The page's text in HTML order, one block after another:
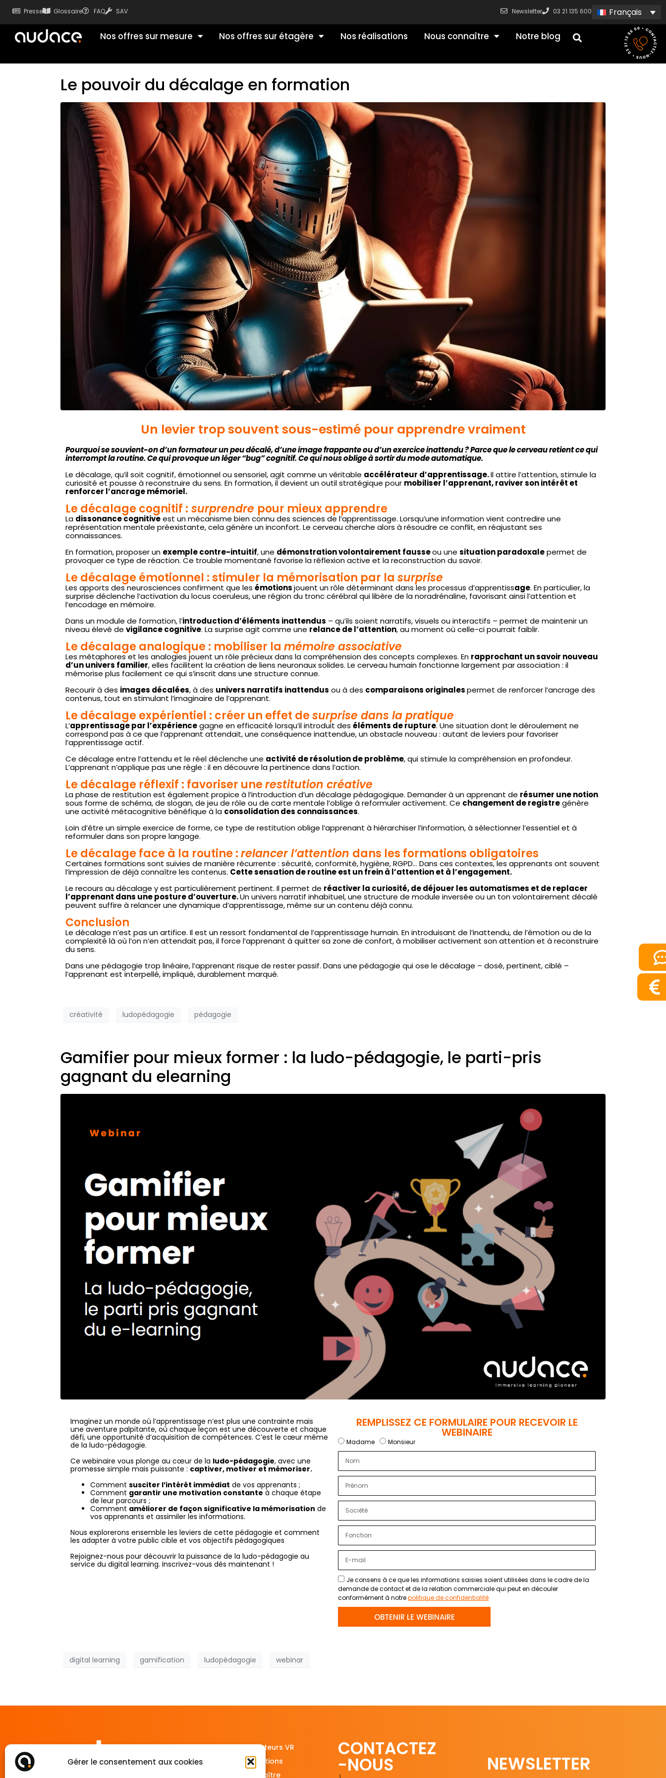
Gérer le consentement aux cookies
Presse Glossaire FAQ SAV Newsletter 03 21 135 600 Français
Nos offres sur mesure Nos offres sur étagère Nos réalisations Nous connaître Notre blog
Le pouvoir du décalage en formation
Un levier trop souvent sous-estimé pour apprendre vraiment
Pourquoi se souvient-on d’un formateur un peu décalé, d’une image frappante ou d’un exercice inattendu ? Parce que le cerveau retient ce qui
interrompt la routine. Ce qui provoque un léger “bug” cognitif. Ce qui nous oblige à sortir du mode automatique.
Le décalage, qu’il soit cognitif, émotionnel ou sensoriel, agit comme un véritable accélérateur d’apprentissage.Il attire l’attention, stimule la
curiosité et pousse à reconstruire du sens. En formation, il devient un outil stratégique pour mobiliser l’apprenant, raviver son intérêt et
renforcer l’ancrage mémoriel.
Le décalage cognitif : surprendre pour mieux apprendre
La dissonance cognitiveest un mécanisme bien connu des sciences de l’apprentissage. Lorsqu’une information vient contredire une
représentation mentale préexistante, cela génère un inconfort. Le cerveau cherche alors à résoudre ce conflit, en réajustant ses
connaissances.
En formation, proposer un exemple contre-intuitif, une démonstration volontairement fausseou une situation paradoxalepermet de
provoquer ce type de réaction. Ce trouble momentané favorise la réflexion active et la reconstruction du savoir.
Le décalage émotionnel : stimuler la mémorisation par la surprise
Les apports des neurosciences confirment que les émotionsjouent un rôle déterminant dans les processus d’apprentissage. En particulier, la
surprise déclenche l’activation du locus coeruleus, une région du tronc cérébral qui libère de la noradrénaline, favorisant ainsi l’attention et
l’encodage en mémoire.
Dans un module de formation, l’introduction d’éléments inattendus – qu’ils soient narratifs, visuels ou interactifs – permet de maintenir un
niveau élevé de vigilance cognitive. La surprise agit comme une relance de l’attention, au moment où celle-ci pourrait faiblir.
Le décalage analogique : mobiliser la mémoire associative
Les métaphores et les analogies jouent un rôle précieux dans la compréhension des concepts complexes. En rapprochant un savoir nouveau
d’un univers familier, elles facilitent la création de liens neuronaux solides. Le cerveau humain fonctionne largement par association : il
mémorise plus facilement ce qui s’inscrit dans une structure connue.
Recourir à des images décalées, à des univers narratifs inattendus ou à des comparaisons originalespermet de renforcer l’ancrage des
contenus, tout en stimulant l’imaginaire de l’apprenant.
Le décalage expérientiel : créer un effet desurprise dans la pratique
L’apprentissage par l’expériencegagne en efficacité lorsqu’il introduit des éléments de rupture. Une situation dont le déroulement ne
correspond pas à ce que l’apprenant attendait, une conséquence inattendue, un obstacle nouveau : autant de leviers pour favoriser
l’apprentissage actif.
Ce décalage entre l’attendu et le réel déclenche une activité de résolution de problème, qui stimule la compréhension en profondeur.
L’apprenant n’applique pas une règle : il en découvre la pertinence dans l’action.
Le décalage réflexif : favoriser unerestitution créative
La phase de restitution est également propice à l’introduction d’un décalage pédagogique. Demander à un apprenant de résumer une notion
sous forme de schéma, de slogan, de jeu de rôle ou de carte mentale l’oblige à reformuler activement. Ce changement de registregénère
une activité métacognitive bénéfique à la consolidation des connaissances.
Loin d’être un simple exercice de forme, ce type de restitution oblige l’apprenant à hiérarchiser l’information, à sélectionner l’essentiel et à
reformuler dans son propre langage.
Le décalage face à la routine :relancer l’attention dans les formations obligatoires
Certaines formations sont suivies de manière récurrente : sécurité, conformité, hygiène, RGPD… Dans ces contextes, les apprenants ont souvent
l’impression de déjà connaître les contenus. Cette sensation de routine est un frein à l’attention et à l’engagement.
Le recours au décalage y est particulièrement pertinent. Il permet de réactiver la curiosité, de déjouer les automatismes et de replacer
l’apprenant dans une posture d’ouverture.Un univers narratif inhabituel, une structure de module inversée ou un ton volontairement décalé
peuvent suffire à relancer une dynamique d’apprentissage, même sur un contenu déjà connu.
Conclusion
Le décalage n’est pas un artifice. Il est un ressort fondamental de l’apprentissage humain. En introduisant de l’inattendu, de l’émotion ou de la
complexité là où l’on n’en attendait pas, il force l’apprenant à quitter sa zone de confort, à mobiliser activement son attention et à reconstruire
du sens.
Dans une pédagogie trop linéaire, l’apprenant risque de rester passif. Dans une pédagogie qui ose le décalage – dosé, pertinent, ciblé –
l’apprenant est interpellé, impliqué, durablement marqué.
créativité ludopédagogie pédagogie
Gamifier pour mieux former : la ludo-pédagogie, le parti-pris
gagnant du elearning
Imaginez un monde où l’apprentissage n’est plus une contrainte mais
une aventure palpitante, où chaque leçon est une découverte et chaque
défi, une opportunité d’acquisition de compétences. C’est le cœur même
de la ludo-pédagogie.
Ce webinaire vous plonge au cœur de la ludo-pédagogie, avec une
promesse simple mais puissante : captiver, motiver et mémoriser.
Comment susciter l’intérêt immédiat de vos apprenants ;
Comment garantir une motivation constante à chaque étape
de leur parcours ;
Comment améliorer de façon significative la mémorisation de
vos apprenants et assimiler les informations.
Nous explorerons ensemble les leviers de cette pédagogie et comment
les adapter à votre public cible et vos objectifs pédagogiques
Rejoignez-nous pour découvrir la puissance de la ludo-pédagogie au
service du digital learning. Inscrivez-vous dès maintenant !
REMPLISSEZ CE FORMULAIRE POUR RECEVOIR LE
WEBINAIRE
Madame Monsieur
Je consens à ce que les informations saisies soient utilisées dans le cadre de la
demande de contact et de la relation commerciale qui peut en découler
conformément à notrepolitique de confidentialité
OBTENIR LE WEBINAIRE
digital learning gamification ludopédagogie webinar
Nos simulateurs VR
Nos réalisations
Nous connaître
CONTACTEZ
-NOUS NEWSLETTER